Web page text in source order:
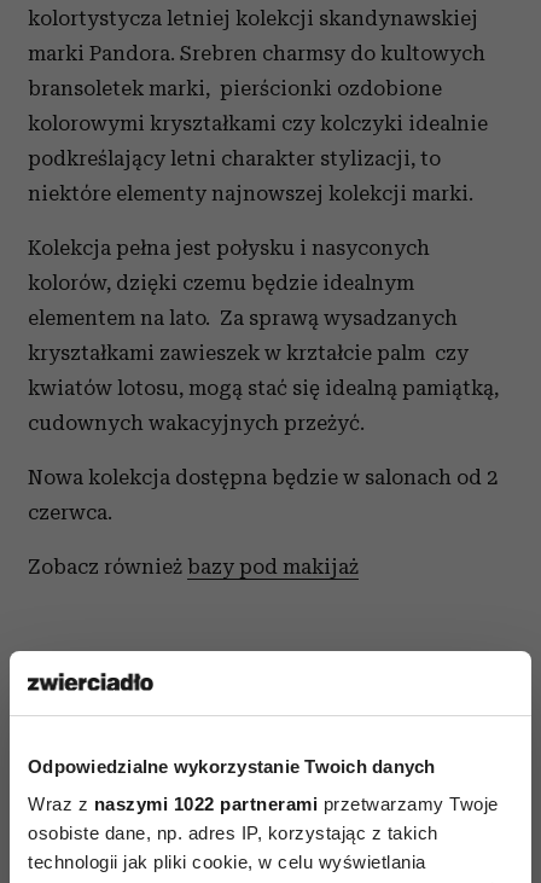
Odpowiedzialne wykorzystanie Twoich danych
Wraz z naszymi 1022 partnerami przetwarzamy Twoje
osobiste dane, np. adres IP, korzystając z takich
technologii jak pliki cookie, w celu wyświetlania
kolortystycza letniej kolekcji skandynawskiej
marki Pandora. Srebren charmsy do kultowych
bransoletek marki, pierścionki ozdobione
kolorowymi kryształkami czy kolczyki idealnie
podkreślający letni charakter stylizacji, to
niektóre elementy najnowszej kolekcji marki.
Kolekcja pełna jest połysku i nasyconych
kolorów, dzięki czemu będzie idealnym
elementem na lato. Za sprawą wysadzanych
kryształkami zawieszek w krztałcie palm czy
kwiatów lotosu, mogą stać się idealną pamiątką,
cudownych wakacyjnych przeżyć.
Nowa kolekcja dostępna będzie w salonach od 2
czerwca.
Zobacz również bazy pod makijaż
AUTOPROMOCJA